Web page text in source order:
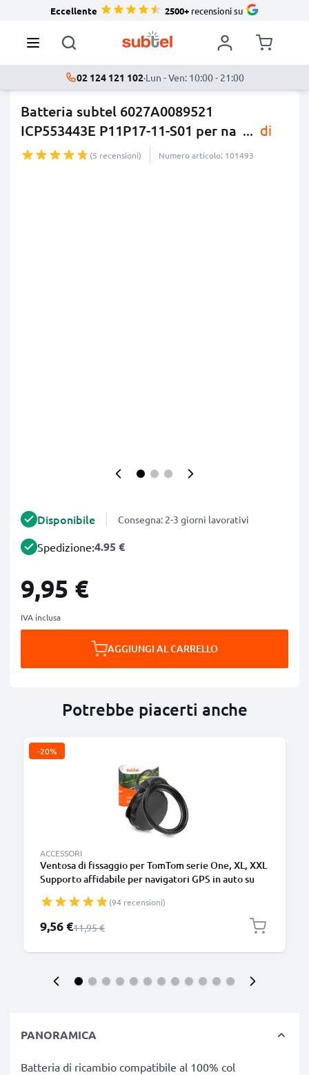
Eccellente 2500+recensioni su
02 124 121 102·Lun - Ven: 10:00 - 21:00
Batteria subtel 6027A0089521
ICP553443E P11P17-11-S01 per na ... di
più
(5 recensioni) Numero articolo: 101493
Disponibile Consegna: 2-3 giorni lavorativi
Spedizione:4.95 €
9,95 €
IVA inclusa
AGGIUNGI AL CARRELLO
Potrebbe piacerti anche
-20%
ACCESSORI
Ventosa di fissaggio per TomTom serie One, XL, XXL
Supporto affidabile per navigatori GPS in auto su
una visuale ottimale(94 recensioni)
Prezzo speciale
9,56 €Prezzo normale
11,95 €
PANORAMICA
Batteria di ricambio compatibile al 100% col